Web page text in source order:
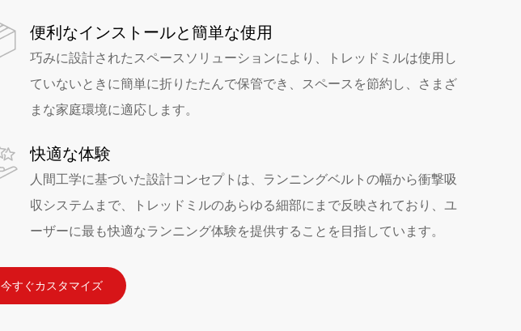
便利なインストールと簡単な使用
巧みに設計されたスペースソリューションにより、トレッドミルは使用し
ていないときに簡単に折りたたんで保管でき、スペースを節約し、さまざ
まな家庭環境に適応します。
快適な体験
人間工学に基づいた設計コンセプトは、ランニングベルトの幅から衝撃吸
収システムまで、トレッドミルのあらゆる細部にまで反映されており、ユ
ーザーに最も快適なランニング体験を提供することを目指しています。
今すぐカスタマイズ